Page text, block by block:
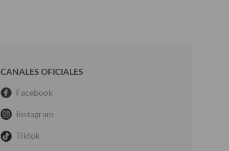
CANALES OFICIALES
Facebook
Instagram
Tiktok